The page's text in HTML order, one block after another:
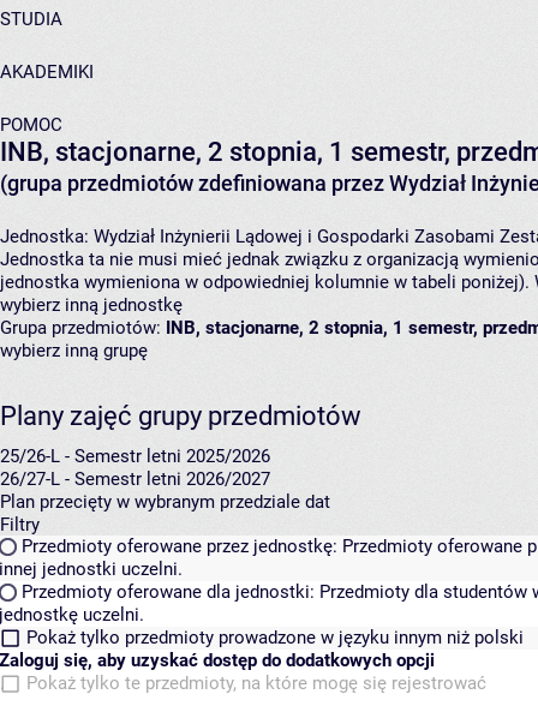
STUDIA
AKADEMIKI
POMOC
INB, stacjonarne, 2 stopnia, 1 semestr,
(grupa przedmiotów zdefiniowana przez Wydział
Jednostka: Wydział Inżynierii Lądowej i Gospodarki Zasobami
Jednostka ta nie musi mieć jednak związku z organizacją
jednostka wymieniona w odpowiedniej kolumnie w tabeli
wybierz inną jednostkę
Grupa przedmiotów: INB, stacjonarne, 2 stopnia, 1 semestr,
wybierz inną grupę
Plany zajęć grupy przedmiotów
25/26-L - Semestr letni 2025/2026
26/27-L - Semestr letni 2026/2027
Plan przecięty w wybranym przedziale dat
Filtry
Przedmioty oferowane przez jednostkę: Przedmioty oferowane
innej jednostki uczelni.
Przedmioty oferowane dla jednostki: Przedmioty dla studentów
jednostkę uczelni.
Pokaż tylko przedmioty prowadzone w języku innym niż polski
Zaloguj się, aby uzyskać dostęp do dodatkowych opcji
Pokaż tylko te przedmioty, na które mogę się rejestrować